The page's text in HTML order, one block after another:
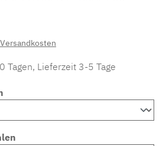
Tagen, Lieferzeit 3-5 Tage